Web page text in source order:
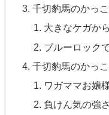
千切豹馬のかっ
大きなケガか
ブルーロック
千切豹馬のかっ
ワガママお嬢
負けん気の強さ